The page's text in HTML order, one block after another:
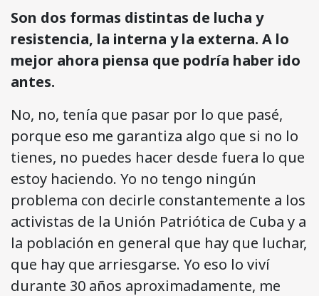
Son dos formas distintas de lucha y
resistencia, la interna y la externa. A lo
mejor ahora piensa que podría haber ido
antes.
No, no, tenía que pasar por lo que pasé,
porque eso me garantiza algo que si no lo
tienes, no puedes hacer desde fuera lo que
estoy haciendo. Yo no tengo ningún
problema con decirle constantemente a los
activistas de la Unión Patriótica de Cuba y a
la población en general que hay que luchar,
que hay que arriesgarse. Yo eso lo viví
durante 30 años aproximadamente, me